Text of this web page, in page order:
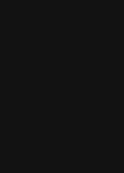
valores de
e